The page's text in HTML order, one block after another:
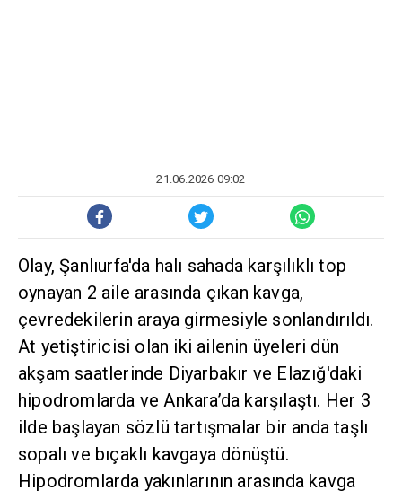
21.06.2026 09:02
Olay, Şanlıurfa'da halı sahada karşılıklı top
oynayan 2 aile arasında çıkan kavga,
çevredekilerin araya girmesiyle sonlandırıldı.
At yetiştiricisi olan iki ailenin üyeleri dün
akşam saatlerinde Diyarbakır ve Elazığ'daki
hipodromlarda ve Ankara’da karşılaştı. Her 3
ilde başlayan sözlü tartışmalar bir anda taşlı
sopalı ve bıçaklı kavgaya dönüştü.
Hipodromlarda yakınlarının arasında kavga